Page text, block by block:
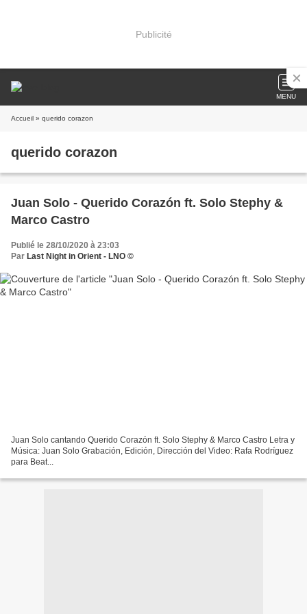
Publicité
MENU
Accueil » querido corazon
querido corazon
Juan Solo - Querido Corazón ft. Solo Stephy &
Marco Castro
Publié le 28/10/2020 à 23:03
Par Last Night in Orient - LNO ©
Juan Solo cantando Querido Corazón ft. Solo Stephy & Marco Castro Letra y
Música: Juan Solo Grabación, Edición, Dirección del Video: Rafa Rodríguez
para Beat...